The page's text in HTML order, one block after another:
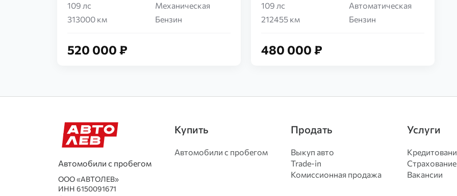
109 лс
Механическая
313000 км
Бензин
520 000 ₽
109 лс
Автоматическая
212455 км
Бензин
480 000 ₽
Автомобили с пробегом
ООО «АВТОЛЕВ»
ИНН 6150091671
Купить
Автомобили с пробегом
Продать
Выкуп авто
Trade-in
Комиссионная продажа
Услуги
Страхование
Вакансии